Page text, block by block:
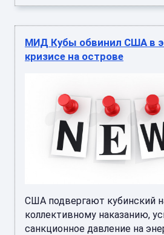
МИД Кубы обвинил США в
кризисе на острове
США подвергают кубинский
коллективному наказанию,
санкционное давление на